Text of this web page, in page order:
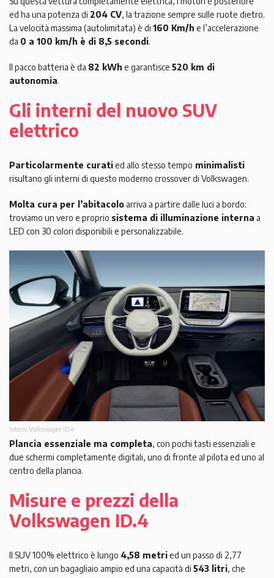
ed ha una potenza di 204 CV, la trazione sempre sulle ruote dietro.
La velocità massima (autolimitata) è di 160 Km/h e l’accelerazione
da 0 a 100 km/h è di 8,5 secondi.
Il pacco batteria è da 82 kWh e garantisce 520 km di
autonomia.
Gli interni del nuovo SUV
elettrico
Particolarmente curatied allo stesso tempo minimalisti
risultano gli interni di questo moderno crossover di Volkswagen.
Molta cura per l’abitacolo arriva a partire dalle luci a bordo:
troviamo un vero e proprio sistema di illuminazione interna a
LED con 30 colori disponibili e personalizzabile.
Interni Volkswagen ID.4
Plancia essenziale ma completa, con pochi tasti essenziali e
due schermi completamente digitali, uno di fronte al pilota ed uno al
centro della plancia.
Misure e prezzi della
Volkswagen ID.4
Il SUV 100% elettrico è lungo 4,58 metried un passo di 2,77
metri, con un bagagliaio ampio ed una capacità di 543 litri, che